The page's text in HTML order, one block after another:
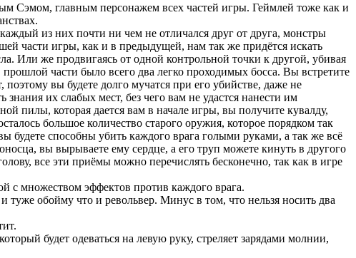
Сэмом, главным персонажем всех частей игры. Геймлей тоже как и
из них почти ни чем не отличался друг от друга, монстры
части игры, как и в предыдущей, нам так же придётся искать
Или же продвигаясь от одной контрольной точки к другой, убивая
части было всего два легко проходимых босса. Вы встретите
вы будете долго мучатся при его убийстве, даже не
знания их слабых мест, без чего вам не удастся нанести им
пилы, которая дается вам в начале игры, вы получите кувалду,
большое количество старого оружия, которое порядком так
способны убить каждого врага голыми руками, а так же всё
вы вырываете ему сердце, а его труп можете кинуть в другого
все эти приёмы можно перечислять бесконечно, так как в игре
с множеством эффектов против каждого врага.
туже обойму что и револьвер. Минус в том, что нельзя носить два
будет одеваться на левую руку, стреляет зарядами молнии,